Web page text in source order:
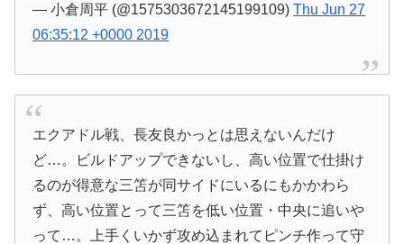
— 小倉周平 (@1575303672145199109)Thu Jun 27
06:35:12 +0000 2019
エクアドル戦、長友良かっとは思えないんだけ
ど…。ビルドアップできないし、高い位置で仕掛け
るのが得意な三笘が同サイドにいるにもかかわら
ず、高い位置とって三笘を低い位置・中央に追いや
って…。上手くいかず攻め込まれてピンチ作って守